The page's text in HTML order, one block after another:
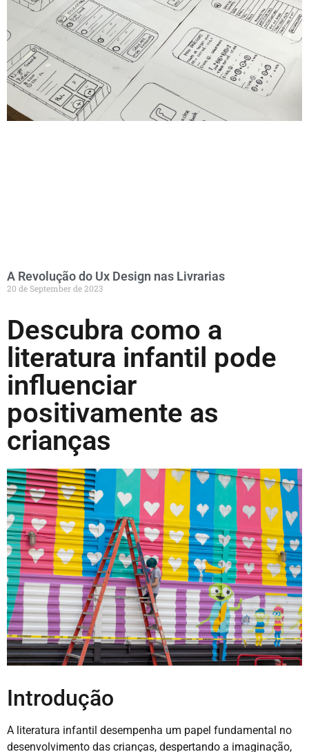
A Revolução do Ux Design nas Livrarias
20 de September de 2023
Descubra como a
literatura infantil pode
influenciar
positivamente as
crianças
Introdução
A literatura infantil desempenha um papel fundamental no
desenvolvimento das crianças, despertando a imaginação,